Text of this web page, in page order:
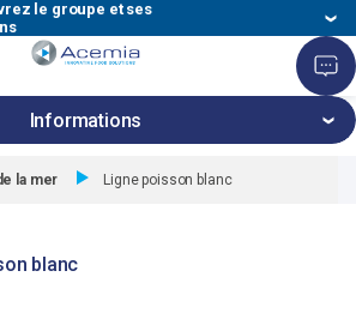
le groupe et ses solutions
Velec
HYGIENIC DESIGN FOOD SOLUTIONS
le groupe et ses
Acemia
INNOVATIVE FOOD SOLUTIONS
le groupe et ses solutions
Axinova
END OF LINE AUTOMATION
le groupe et ses solutions
Acinox
HYGIENIC SOLUTIONS
le groupe et ses solutions
Celtech
FOOD FILLING
le groupe et ses solutions
Multi-
FOOD FILLING SOLUTION
le groupe et ses solutions
Systems
Informations
Informations1/1
la mer Ligne poisson blanc
blanc